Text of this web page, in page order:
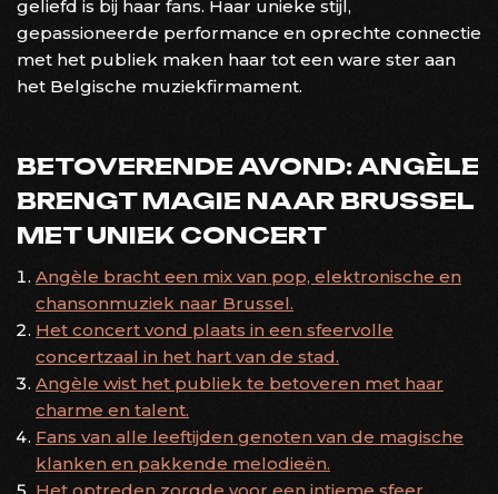
geliefd is bij haar fans. Haar unieke stijl,
gepassioneerde performance en oprechte connectie
met het publiek maken haar tot een ware ster aan
het Belgische muziekfirmament.
BETOVERENDE AVOND: ANGÈLE
BRENGT MAGIE NAAR BRUSSEL
MET UNIEK CONCERT
Angèle bracht een mix van pop, elektronische en
chansonmuziek naar Brussel.
Het concert vond plaats in een sfeervolle
concertzaal in het hart van de stad.
Angèle wist het publiek te betoveren met haar
charme en talent.
Fans van alle leeftijden genoten van de magische
klanken en pakkende melodieën.
Het optreden zorgde voor een intieme sfeer